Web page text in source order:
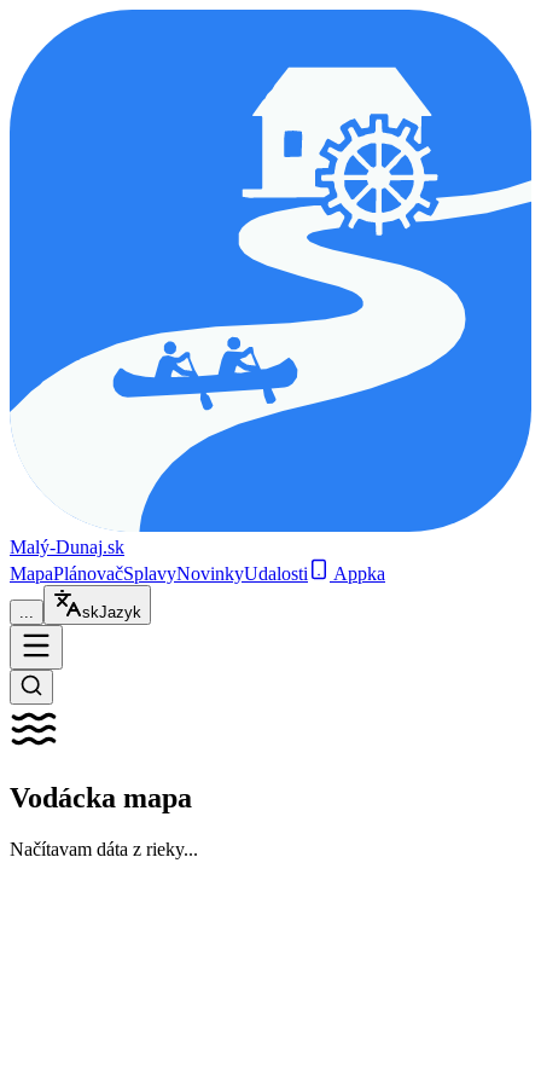
Malý-Dunaj.sk
MapaPlánovačSplavyNovinkyUdalosti Appka
... skJazyk
Vodácka mapa
Načítavam dáta z rieky...